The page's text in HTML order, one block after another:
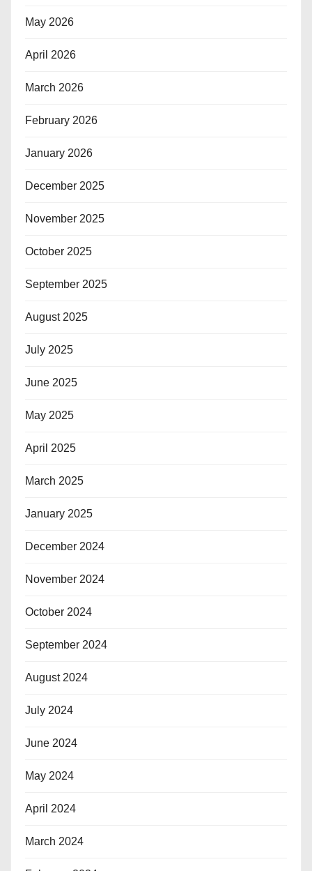
May 2026
April 2026
March 2026
February 2026
January 2026
December 2025
November 2025
October 2025
September 2025
August 2025
July 2025
June 2025
May 2025
April 2025
March 2025
January 2025
December 2024
November 2024
October 2024
September 2024
August 2024
July 2024
June 2024
May 2024
April 2024
March 2024